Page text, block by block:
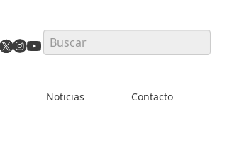
Search
Noticias Contacto